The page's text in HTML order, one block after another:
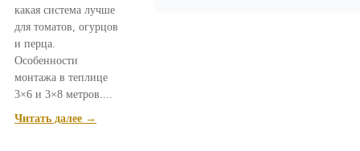
какая система лучше
для томатов, огурцов
и перца.
Особенности
монтажа в теплице
3×6 и 3×8 метров....
Читать далее →